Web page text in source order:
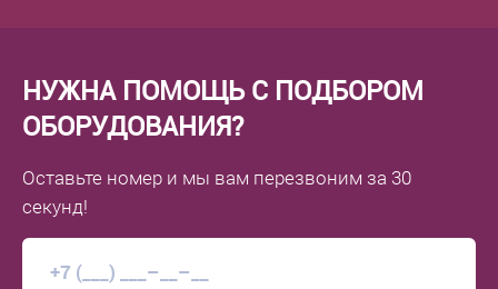
НУЖНА ПОМОЩЬ С ПОДБОРОМ
ОБОРУДОВАНИЯ?
Оставьте номер и мы вам перезвоним за 30
секунд!